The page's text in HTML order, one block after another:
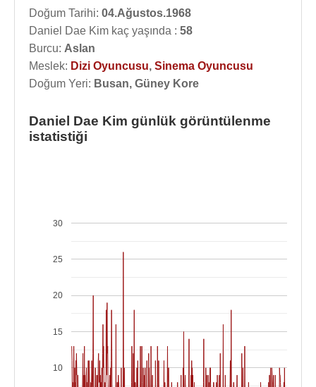
Doğum Tarihi: 04.Ağustos.1968
Daniel Dae Kim kaç yaşında : 58
Burcu: Aslan
Meslek: Dizi Oyuncusu, Sinema Oyuncusu
Doğum Yeri: Busan, Güney Kore
Daniel Dae Kim günlük görüntülenme
istatistiği
10
15
20
25
30